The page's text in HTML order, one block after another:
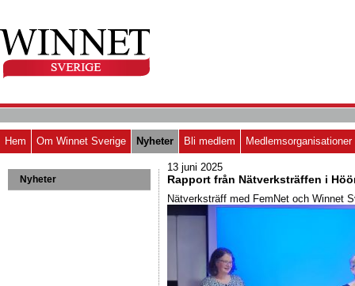
Hem Om Winnet Sverige Nyheter Bli medlem Medlemsorganisationer
Nyheter
13 juni 2025
Rapport från Nätverksträffen i
Nätverksträff med FemNet och Winnet